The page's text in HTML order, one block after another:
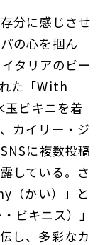
分に感じさせ
の心を掴ん
タリアのビー
た「With
ビキニを着
カイリー・ジ
に複数投稿
している。さ
（かい）」と
ビキニス）」
し、多彩なカ